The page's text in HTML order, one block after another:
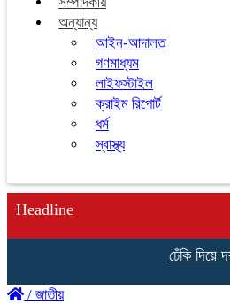
অন্যান্য
আইন-আদালত
গণমাধ্যম
লাইফস্টাইল
ক্রাইম রিপোর্ট
ধর্ম
স্বাস্থ্য
Headline
ঢেঁকি দিয়ে
/ জাতীয়